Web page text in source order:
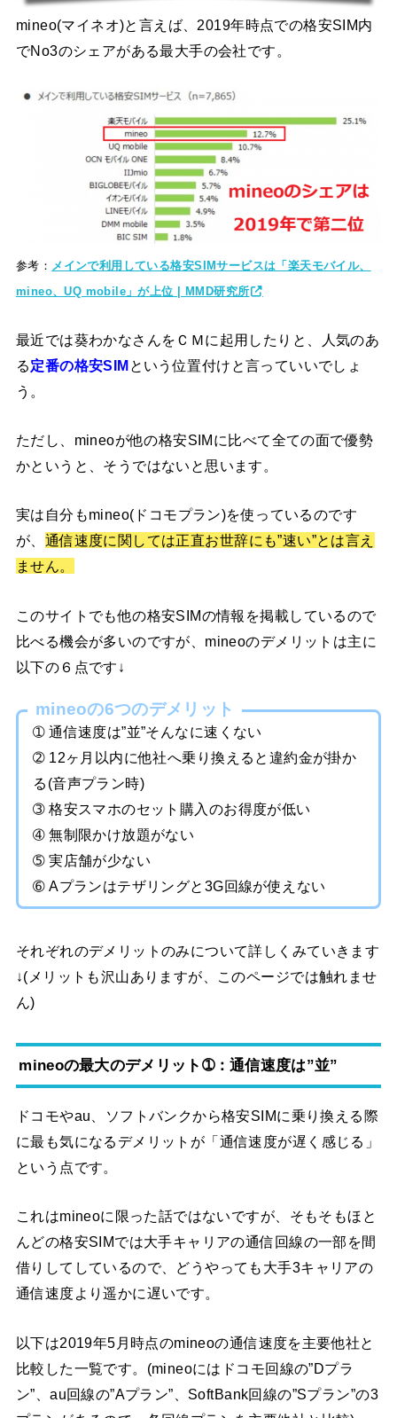
mineo(マイネオ)と言えば、2019年時点での格安SIM内
でNo3のシェアがある最大手の会社です。
参考： メインで利用している格安SIMサービスは「楽天モバイル、
mineo、UQ mobile」が上位 | MMD研究所
最近では葵わかなさんをＣＭに起用したりと、人気のあ
る定番の格安SIMという位置付けと言っていいでしょ
う。
ただし、mineoが他の格安SIMに比べて全ての面で優勢
かというと、そうではないと思います。
実は自分もmineo(ドコモプラン)を使っているのです
が、 通信速度に関しては正直お世辞にも”速い”とは言え
ません。
このサイトでも他の格安SIMの情報を掲載しているので
比べる機会が多いのですが、mineoのデメリットは主に
以下の６点です↓
mineoの6つのデメリット
➀ 通信速度は”並”そんなに速くない
➁ 12ヶ月以内に他社へ乗り換えると違約金が掛か
る(音声プラン時)
➂ 格安スマホのセット購入のお得度が低い
➃ 無制限かけ放題がない
➄ 実店舗が少ない
➅ Aプランはテザリングと3G回線が使えない
それぞれのデメリットのみについて詳しくみていきます
↓(メリットも沢山ありますが、このページでは触れませ
ん)
mineoの最大のデメリット➀：通信速度は”並”
ドコモやau、ソフトバンクから格安SIMに乗り換える際
に最も気になるデメリットが「通信速度が遅く感じる」
という点です。
これはmineoに限った話ではないですが、そもそもほと
んどの格安SIMでは大手キャリアの通信回線の一部を間
借りしてしているので、どうやっても大手3キャリアの
通信速度より遥かに遅いです。
以下は2019年5月時点のmineoの通信速度を主要他社と
比較した一覧です。(mineoにはドコモ回線の”Dプラ
ン”、au回線の”Aプラン”、SoftBank回線の”Sプラン”の3